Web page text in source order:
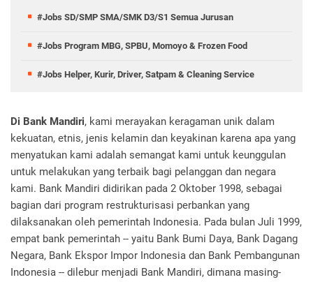
#Jobs SD/SMP SMA/SMK D3/S1 Semua Jurusan
#Jobs Program MBG, SPBU, Momoyo & Frozen Food
#Jobs Helper, Kurir, Driver, Satpam & Cleaning Service
Di Bank Mandiri, kami merayakan keragaman unik dalam
kekuatan, etnis, jenis kelamin dan keyakinan karena apa yang
menyatukan kami adalah semangat kami untuk keunggulan
untuk melakukan yang terbaik bagi pelanggan dan negara
kami. Bank Mandiri didirikan pada 2 Oktober 1998, sebagai
bagian dari program restrukturisasi perbankan yang
dilaksanakan oleh pemerintah Indonesia. Pada bulan Juli 1999,
empat bank pemerintah -- yaitu Bank Bumi Daya, Bank Dagang
Negara, Bank Ekspor Impor Indonesia dan Bank Pembangunan
Indonesia -- dilebur menjadi Bank Mandiri, dimana masing-